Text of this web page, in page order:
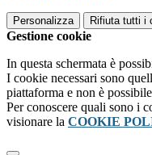
Personalizza Rifiuta tutti i
Gestione cookie
In questa schermata è
I cookie necessari sono
piattaforma e non è
Per conoscere quali sono i
visionare la COOKIE